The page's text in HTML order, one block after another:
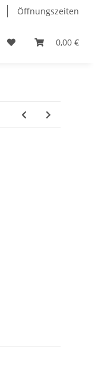
Öffnungszeiten
0,00 €
Geschenkartikel &